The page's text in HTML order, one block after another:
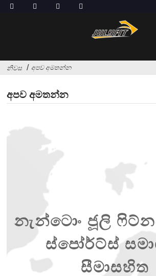
නිවස අපව අමතන්න
අපව අමතන්න
නැන්ටොං ජූලි
ස්පෝර්ට්ස්
සීමාසහිත